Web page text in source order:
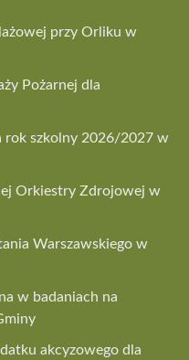
przy Orliku w
Pożarnej dla
rok szkolny 2026/2027 w
Orkiestry Zdrojowej w
Warszawskiego w
w badaniach na
akcyzowego dla